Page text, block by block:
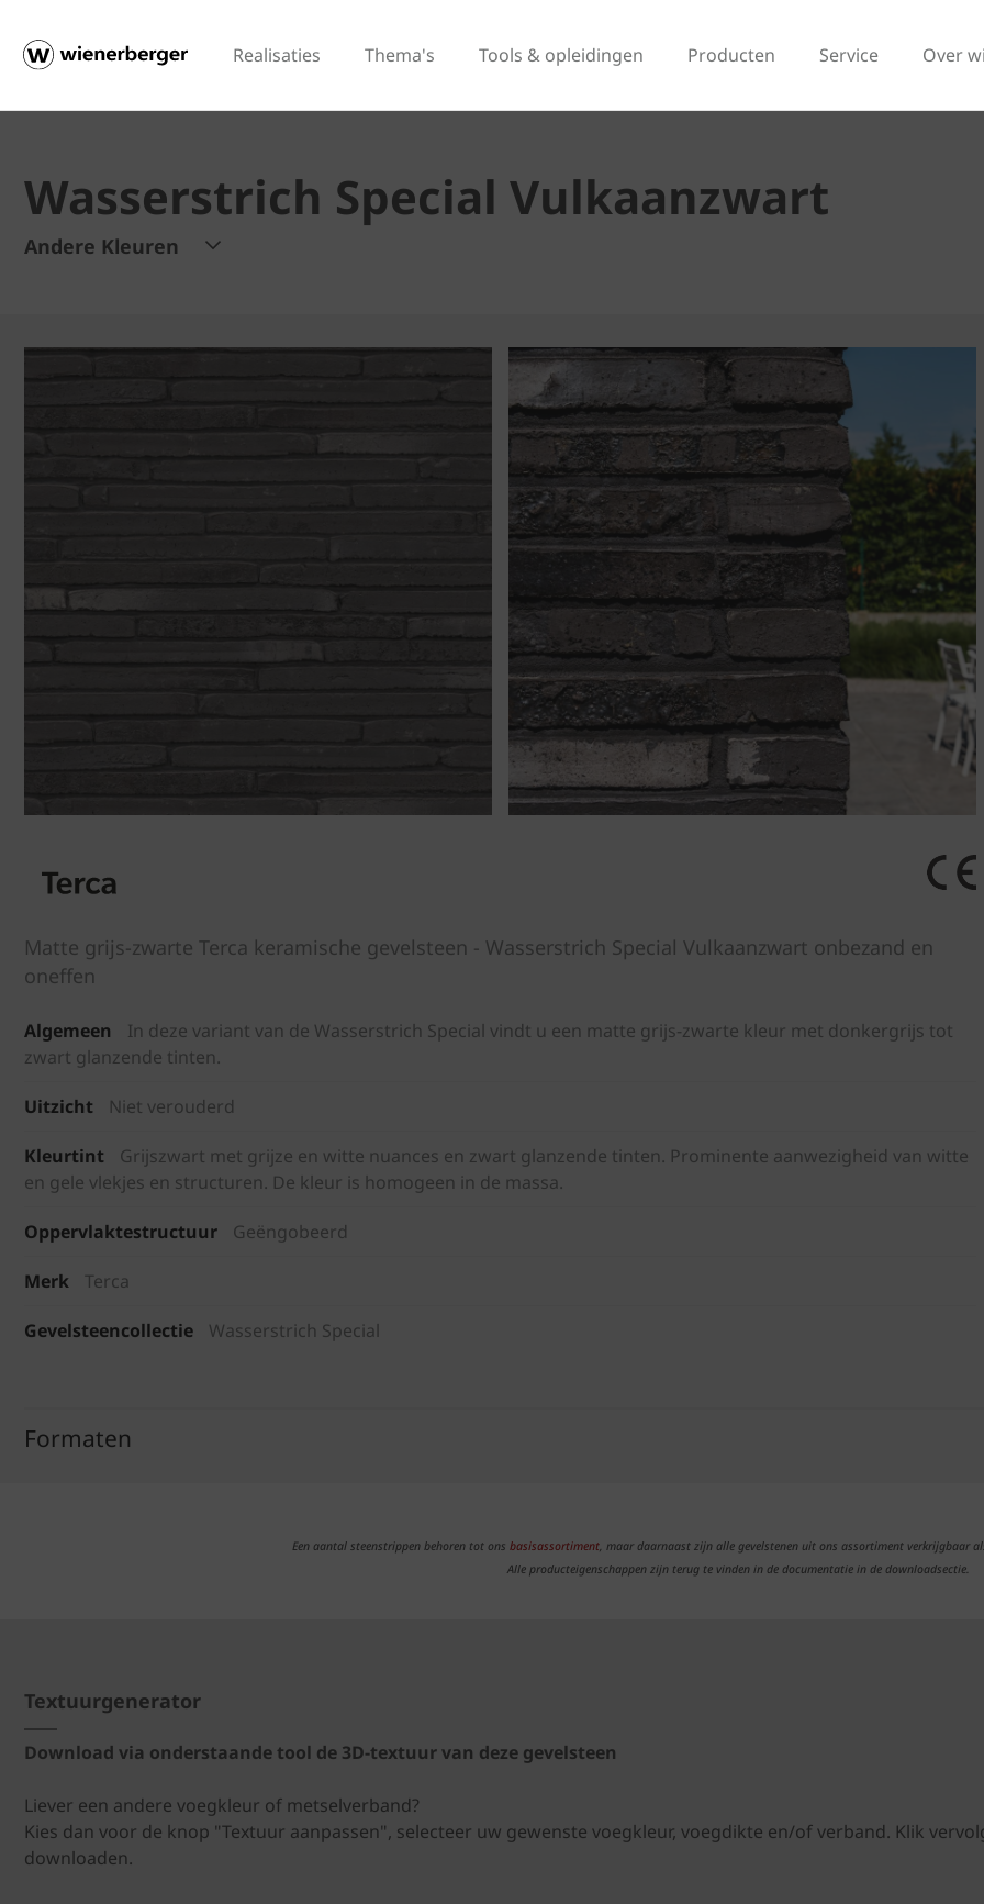
Realisaties Thema's Tools & opleidingen Producten Service Over
Wasserstrich Special Vulkaanzwart
Andere Kleuren
Matte grijs-zwarte Terca keramische gevelsteen - Wasserstrich Special Vulkaanzwart onbezand en
oneffen
Algemeen
In deze variant van de Wasserstrich Special vindt u een matte grijs-zwarte kleur met donkergrijs tot
zwart glanzende tinten.
Uitzicht Niet verouderd
Kleurtint
Grijszwart met grijze en witte nuances en zwart glanzende tinten. Prominente aanwezigheid van witte
en gele vlekjes en structuren. De kleur is homogeen in de massa.
Oppervlaktestructuur Geëngobeerd
Merk Terca
Gevelsteencollectie Wasserstrich Special
Formaten
Een aantal steenstrippen behoren tot ons basisassortiment, maar daarnaast zijn alle gevelstenen uit ons assortiment verkrijgbaar
Alle producteigenschappen zijn terug te vinden in de documentatie in de downloadsectie.
Textuurgenerator
Download via onderstaande tool de 3D-textuur van deze gevelsteen
Liever een andere voegkleur of metselverband?
Kies dan voor de knop "Textuur aanpassen", selecteer uw gewenste voegkleur, voegdikte en/of verband. Klik
downloaden.